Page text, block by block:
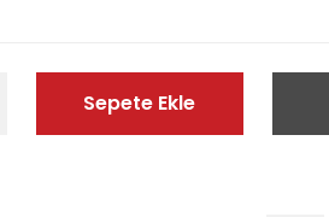
Sepete Ekle